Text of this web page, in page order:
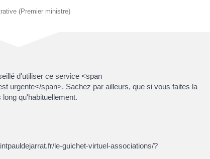
(Premier ministre)
d'utiliser ce service <span
urgente</span>. Sachez par ailleurs, que si vous faites la
qu'habituellement.
le-guichet-virtuel-associations/?